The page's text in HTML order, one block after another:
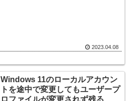
2023.04.08
Windows 11のローカルアカウン
トを途中で変更してもユーザープ
ロファイルが変更されず残る